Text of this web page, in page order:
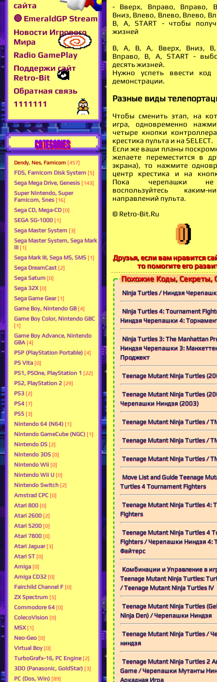
сайта
🔴 EmeraldGP Stream
Новости Игрового
Мира
Radio GamePlay
Поддержи сайт
Retro-Bit
Обратная связь
1111111
CATEGORIES
Dendy, Nes, Famicom [457]
FDS, Famicom Disk System [5]
Sega Mega Drive, Genesis [143]
Super Nintendo, Super
Famicom, Snes [16]
Sega CD, Mega-CD [0]
SEGA SG-1000 [1]
Sega Master System [3]
Sega Master System, Sega Mark
III [1]
Sega Mark III, Sega MS, SMS [1]
Sega DreamCast [2]
Sega Saturn [0]
Sega 32X [0]
Sega Game Gear [1]
Game Boy, Nintendo GB [4]
Game Boy Color, Nintendo GBC
[1]
Game Boy Advance, Nintendo
GBA [4]
PSP (PlayStation Portable) [4]
PS Vita [0]
PS1, PSOne, PlayStation 1 [22]
PS2, PlayStation 2 [29]
PS3 [2]
PS4 [7]
PS5 [3]
Nintendo 64 (N64) [1]
Nintendo GameCube (NGC) [1]
Nintendo DS [2]
Nintendo 3DS [0]
Nintendo Wii [0]
Nintendo Wii U [0]
Nintendo Switch [2]
Amstrad CPC [0]
Atari 800 [0]
Atari 2600 [2]
Atari 5200 [0]
Atari 7800 [0]
Atari Jaguar [3]
Atari ST [0]
Amiga [0]
Amiga CD32 [0]
Fairchild Channel F [0]
ZX Spectrum [5]
Commodore 64 [0]
ColecoVision [0]
MSX [1]
Neo-Geo [0]
Virtual Boy [0]
TurboGrafx-16, PC Engine [2]
3DO (Panasonic, GoldStar) [3]
PC (Dos, Win) [89]
- Вверх, Вправо, Вправо,
Вниз, Влево, Влево, Влево,
В, А, START - чтобы
жизней
В, А, В, А, Вверх, Вниз,
Вправо, В, А, START -
десять жизней.
Нужно успеть ввести код
демонстрации.
Разные виды
Чтобы сменить этап, на
игра, одновременно
четыре кнопки
крестика пульта и на SELECT.
Если же ваши планы
желаете переместится в
экрана), то нажмите
центр крестика и на
Пока черепашки
воспользуйтесь каким-
направлений пульта.
© Retro-Bit.Ru
Друзья, если вам нравится
то помогите его
Похожие Коды, Секреты,
Ninja Turtles / Ниндзя
Ninja Turtles 4: Tournament
Ниндзя Черепашки 4:
Ninja Turtles 3: The Manhattan
Ниндзя Черепашки 3:
Проджект
Teenage Mutant Ninja Turtles
Teenage Mutant Ninja Turtles
Черепашки Ниндзя (2003)
Teenage Mutant Ninja Turtles /
Teenage Mutant Ninja Turtles /
Teenage Mutant Ninja Turtles /
Move List and Guide Teenage
Turtles 4 Tournament Fighters
Teenage Mutant Ninja Turtles 4:
Fighters
Teenage Mutant Ninja Turtles 4
Fighters / Черепашки Ниндзя 4:
Файтерс
Комбинации и Управление в
Teenage Mutant Ninja Turtles:
/ Teenage Mutant Ninja Turtles IV
Teenage Mutant Ninja Turtles
Ninja Den) / Черепашки Ниндзя
Teenage Mutant Ninja Turtles /
ниндзя
Teenage Mutant Ninja Turtles 2
Game / Черепашки Мутанты
Аркадная Игра